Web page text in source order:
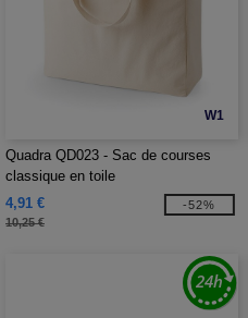
W1
Quadra QD023 - Sac de courses
classique en toile
4,91 €
10,25 €
-52%